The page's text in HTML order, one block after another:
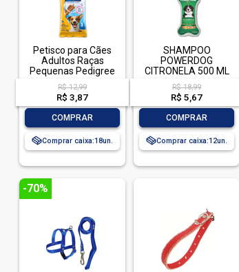
Petisco para Cães
Adultos Raças
Pequenas Pedigree
Dentastix Pacote 45g
3 Unidades
R$ 12,99
R$ 3,87
COMPRAR
Comprar caixa:18
SHAMPOO
POWERDOG
CITRONELA 500 ML
R$ 18,99
R$ 5,67
COMPRAR
Comprar caixa:12
-70%